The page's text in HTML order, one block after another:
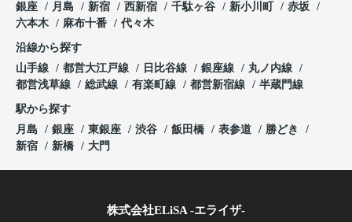
銀座
月島 新宿 西新宿 千駄ヶ谷 新小川町
赤坂
六本木
麻布十番 代々木
沿線から探す
山手線
都営大江戸線 日比谷線 銀座線
丸ノ内線
都営浅草線
総武線 有楽町線 都営新宿線 半蔵門線
駅から探す
月島
銀座 東銀座 渋谷 飯田橋 表参道
勝どき
新宿
新橋 大門
株式会社ELiSA -エライザ-